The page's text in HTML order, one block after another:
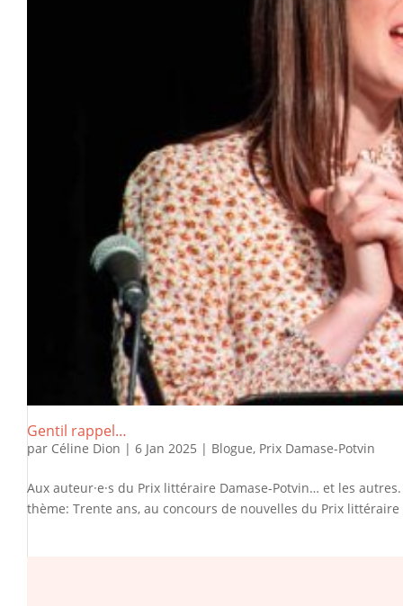
Gentil rappel…
par Céline Dion | 6 Jan 2025 | Blogue, Prix Damase-Potvin
Aux auteur·e·s du Prix littéraire Damase-Potvin… et les
thème: Trente ans, au concours de nouvelles du Prix